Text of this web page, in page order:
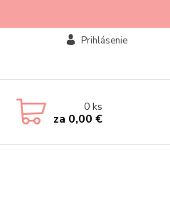
Prihlásenie
0ks
za 0,00 €